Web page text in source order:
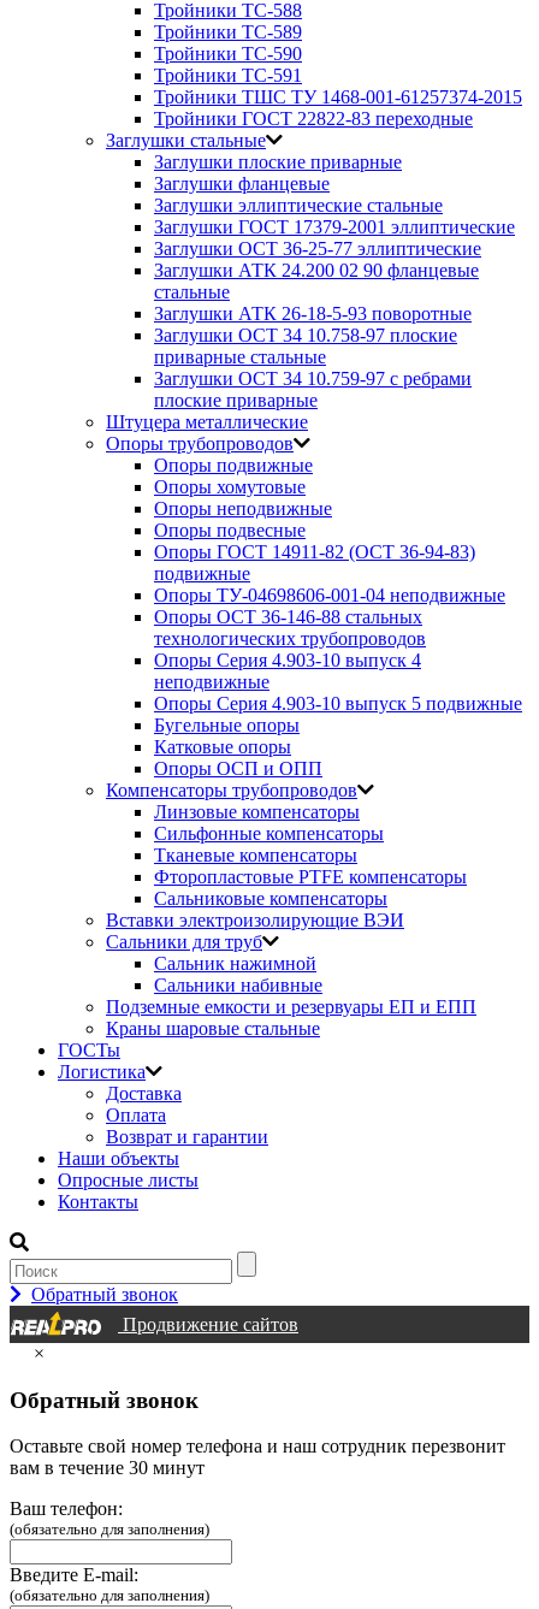
Тройники ТС-588
Тройники ТС-589
Тройники ТС-590
Тройники ТС-591
Тройники ТШС ТУ 1468-001-61257374-2015
Тройники ГОСТ 22822-83 переходные
Заглушки стальные
Заглушки плоские приварные
Заглушки фланцевые
Заглушки эллиптические стальные
Заглушки ГОСТ 17379-2001 эллиптические
Заглушки ОСТ 36-25-77 эллиптические
Заглушки АТК 24.200 02 90 фланцевые
стальные
Заглушки АТК 26-18-5-93 поворотные
Заглушки ОСТ 34 10.758-97 плоские
приварные стальные
Заглушки ОСТ 34 10.759-97 с ребрами
плоские приварные
Штуцера металлические
Опоры трубопроводов
Опоры подвижные
Опоры хомутовые
Опоры неподвижные
Опоры подвесные
Опоры ГОСТ 14911-82 (ОСТ 36-94-83)
подвижные
Опоры ТУ-04698606-001-04 неподвижные
Опоры ОСТ 36-146-88 стальных
технологических трубопроводов
Опоры Серия 4.903-10 выпуск 4
неподвижные
Опоры Серия 4.903-10 выпуск 5 подвижные
Бугельные опоры
Катковые опоры
Опоры ОСП и ОПП
Компенсаторы трубопроводов
Линзовые компенсаторы
Сильфонные компенсаторы
Тканевые компенсаторы
Фторопластовые PTFE компенсаторы
Сальниковые компенсаторы
Вставки электроизолирующие ВЭИ
Сальники для труб
Сальник нажимной
Сальники набивные
Подземные емкости и резервуары ЕП и ЕПП
Краны шаровые стальные
ГОСТы
Логистика
Доставка
Оплата
Возврат и гарантии
Наши объекты
Опросные листы
Контакты
Обратный звонок
Продвижение сайтов
×
Обратный звонок
Оставьте свой номер телефона и наш сотрудник перезвонит
вам в течение 30 минут
Ваш телефон:
(обязательно для заполнения)
Введите E-mail:
(обязательно для заполнения)